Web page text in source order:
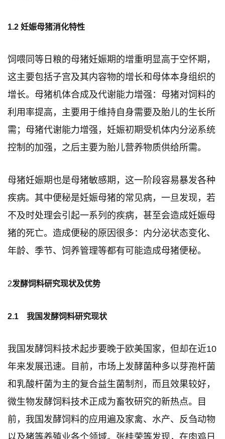
1.2 妊娠母猪消化特性
饲喂同等日粮的母猪妊娠期的增重明显高于空怀期，
这主要包括子宫及其内容物的增长和母体本身组织的
增长。母猪机体合成及代谢能力增强：母猪对饲料的
利用率提高，主要用于维持自身需要及胎儿的生长所
需；母猪代谢能力增强，妊娠初期受机体内分泌系统
控制的加强，之后主要为胎儿营养物质供给所需。
母猪妊娠期也是母猪敏感期，这一阶段容易暴发各种
疾病。其中便秘是妊娠母猪的常见病，一旦发现，若
不及时处理会引起一系列的疾病，甚至会造成妊娠母
猪的死亡。造成便秘的原因很多：内分泌状态变化、
年龄、季节、饲养管理等都有可能造成母猪便秘。
2发酵饲料研究现状及优势
2.1 我国发酵饲料研究现状
我国发酵饲料技术起步要晚于欧美国家，但却在近10
年来发展迅速。目前，市场上发酵菌种多以芽孢杆菌
和乳酸杆菌为主的复合益生菌制剂，而且效果较好，
微生物发酵饲料技术正成为畜牧研究的新热点。目
前，我国发酵饲料的应用遍及家禽、水产、反刍动物
以及猪等养殖业各个领域。张桂荣等发现，在肉鸡日